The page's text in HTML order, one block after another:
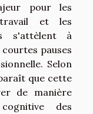
pour les
et les
s'attèlent à
pauses
Selon
que cette
de manière
des